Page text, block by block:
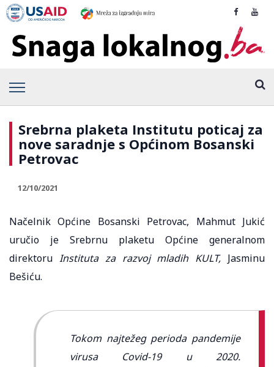
Srebrna plaketa Institutu poticaj za
nove saradnje s Općinom Bosanski
Petrovac
12/10/2021
Načelnik Općine Bosanski Petrovac, Mahmut Jukić
uručio je Srebrnu plaketu Općine generalnom
direktoru Instituta za razvoj mladih KULT, Jasminu
Bešiću.
Tokom najtežeg perioda pandemije
virusa Covid-19 u 2020.